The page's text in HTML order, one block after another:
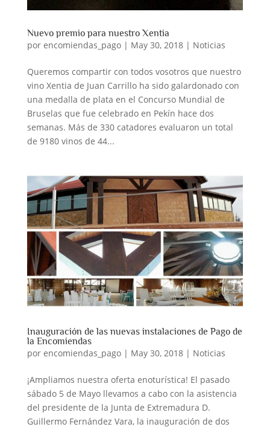
Nuevo premio para nuestro Xentia
por encomiendas_pago| May 30, 2018| Noticias
Queremos compartir con todos vosotros que nuestro
vino Xentia de Juan Carrillo ha sido galardonado con
una medalla de plata en el Concurso Mundial de
Bruselas que fue celebrado en Pekín hace dos
semanas. Más de 330 catadores evaluaron un total
de 9180 vinos de 44...
Inauguración de las nuevas instalaciones de Pago de
la Encomiendas
por encomiendas_pago| May 30, 2018| Noticias
¡Ampliamos nuestra oferta enoturística! El pasado
sábado 5 de Mayo llevamos a cabo con la asistencia
del presidente de la Junta de Extremadura D.
Guillermo Fernández Vara, la inauguración de dos